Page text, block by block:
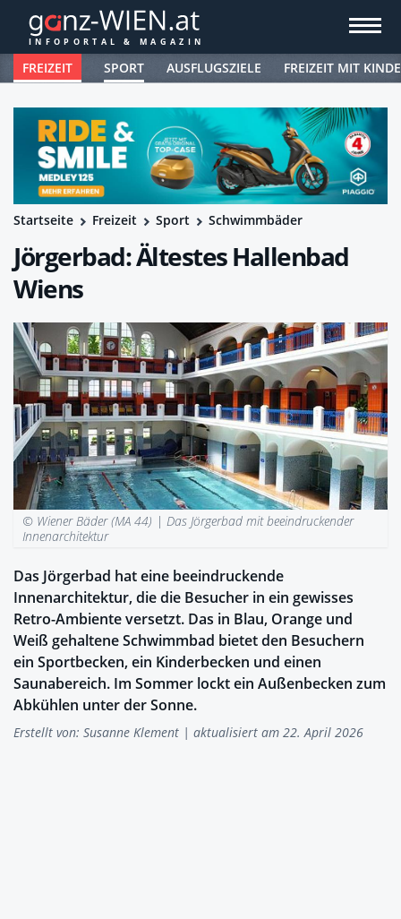
FREIZEIT SPORT AUSFLUGSZIELE FREIZEIT MIT
Startseite Freizeit Sport Schwimmbäder
Jörgerbad: Ältestes Hallenbad
Wiens
© Wiener Bäder (MA 44) |Das Jörgerbad mit beeindruckender
Innenarchitektur
Das Jörgerbad hat eine beeindruckende
Innenarchitektur, die die Besucher in ein gewisses
Retro-Ambiente versetzt. Das in Blau, Orange und
Weiß gehaltene Schwimmbad bietet den Besuchern
ein Sportbecken, ein Kinderbecken und einen
Saunabereich. Im Sommer lockt ein Außenbecken zum
Abkühlen unter der Sonne.
Erstellt von: Susanne Klement | aktualisiert am 22. April 2026